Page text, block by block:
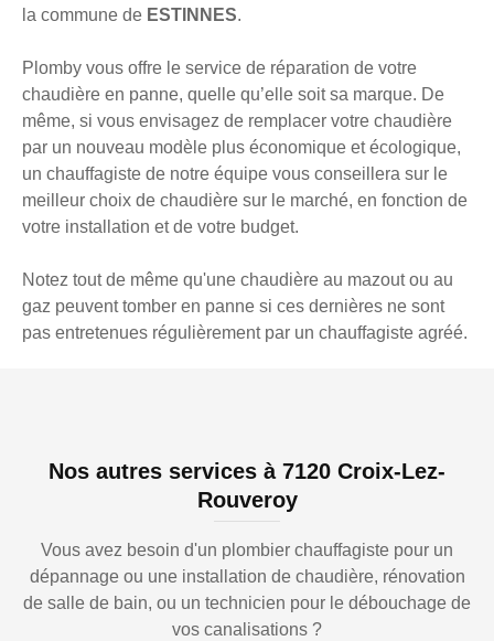
la commune de ESTINNES.
Plomby vous offre le service de réparation de votre
chaudière en panne, quelle qu’elle soit sa marque. De
même, si vous envisagez de remplacer votre chaudière
par un nouveau modèle plus économique et écologique,
un chauffagiste de notre équipe vous conseillera sur le
meilleur choix de chaudière sur le marché, en fonction de
votre installation et de votre budget.
Notez tout de même qu'une chaudière au mazout ou au
gaz peuvent tomber en panne si ces dernières ne sont
pas entretenues régulièrement par un chauffagiste agréé.
Nos autres services à 7120 Croix-Lez-
Rouveroy
Vous avez besoin d'un plombier chauffagiste pour un
dépannage ou une installation de chaudière, rénovation
de salle de bain, ou un technicien pour le débouchage de
vos canalisations ?